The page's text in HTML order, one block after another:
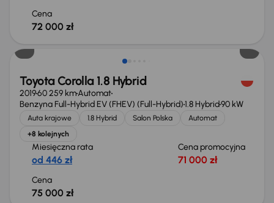
Cena
72 000 zł
Toyota Corolla 1.8 Hybrid
201960 259 kmAutomat
Benzyna Full-Hybrid EV (FHEV) (Full-Hybrid)1.8 Hybrid90 kW
Auta krajowe 1.8 Hybrid Salon Polska
Automat
+8 kolejnych
Miesięczna rata
od 446 zł
Cena promocyjna
71 000 zł
Cena
75 000 zł
Taniej o 500 zł